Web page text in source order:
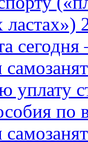
ластах»)
уплату
по